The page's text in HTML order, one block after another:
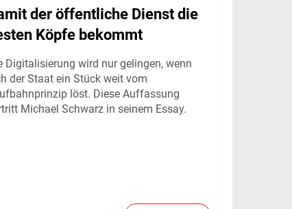
der öffentliche Dienst die
Köpfe bekommt
Digitalisierung wird nur gelingen, wenn
der Staat ein Stück weit vom
löst. Diese Auffassung
Michael Schwarz in seinem Essay.